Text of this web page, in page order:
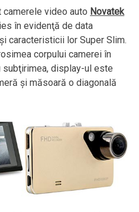
video auto Novatek
în evidenţă de data
caracteristicii lor Super Slim.
corpului camerei în
subţirimea, display-ul este
şi măsoară o diagonală